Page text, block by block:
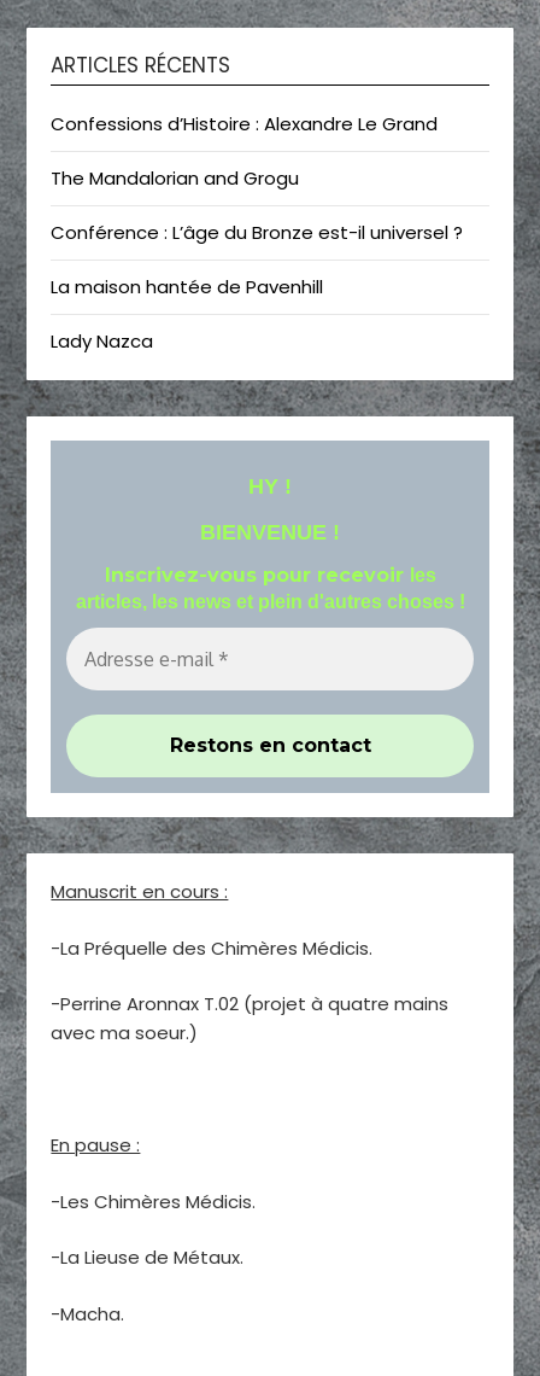
ARTICLES RÉCENTS
Confessions d’Histoire : Alexandre Le Grand
The Mandalorian and Grogu
Conférence : L’âge du Bronze est-il universel ?
La maison hantée de Pavenhill
Lady Nazca
HY !
BIENVENUE !
Inscrivez-vous pour recevoir les
articles, les news et plein d'autres choses !
Manuscrit en cours :
-La Préquelle des Chimères Médicis.
-Perrine Aronnax T.02 (projet à quatre mains
avec ma soeur.)
En pause :
-Les Chimères Médicis.
-La Lieuse de Métaux.
-Macha.